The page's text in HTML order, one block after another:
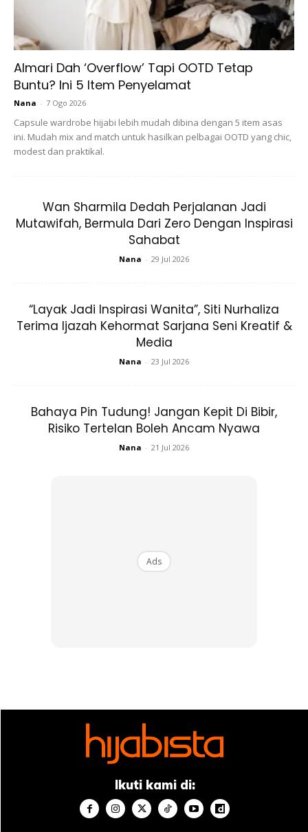
Sumber dari Canva
Menggunakan produk ini boleh membuatkan kulit terlihat
‘berlekuk’ juga boleh di sorok menggunakan primer.
Bagi anda yang inginkan solekan lebih lama,
primer
merupakan rakan baik untuk anda. Produk ini boleh
mengekalkan solekan anda walaupun bekerja atau pergi
Ads
Tubuh Badan Anda!
4. Tampak lebihglowing
Almari Dah ‘Overflow’ Tapi OOTD Tetap
Buntu? Ini 5 Item Penyelamat
Nana - 7 Ogo 2026
Capsule wardrobe hijabi lebih mudah dibina dengan 5 item asas
ini. Mudah mix and match untuk hasilkan pelbagai OOTD yang chic,
modest dan praktikal.
Wan Sharmila Dedah Perjalanan Jadi
Mutawifah, Bermula Dari Zero Dengan Inspirasi
Sahabat
Nana - 29 Jul 2026
“Layak Jadi Inspirasi Wanita”, Siti Nurhaliza
Terima Ijazah Kehormat Sarjana Seni Kreatif &
Media
Nana - 23 Jul 2026
Bahaya Pin Tudung! Jangan Kepit Di Bibir,
Risiko Tertelan Boleh Ancam Nyawa
Nana - 21 Jul 2026
Ads
Ikuti kami di: